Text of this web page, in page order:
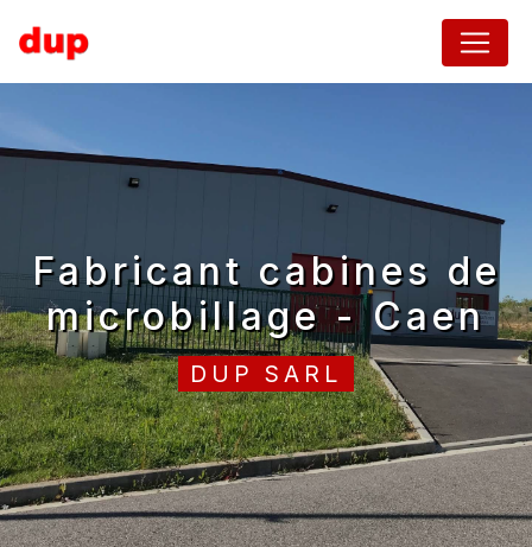
fabricant cabines de
microbillage - Caen
DUP SARL